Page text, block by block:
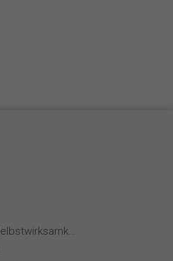
Fernstudium: Stress, Prokrastination & Selbstwirksamkeit